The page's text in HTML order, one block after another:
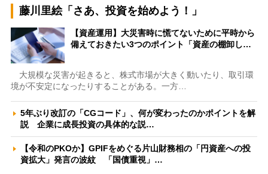
藤川里絵「さあ、投資を始めよう！」
【資産運用】大災害時に慌てないために平時から
備えておきたい3つのポイント「資産の棚卸し…
大規模な災害が起きると、株式市場が大きく動いたり、取引環
境が不安定になったりすることがある。一方…
5年ぶり改訂の「CGコード」、何が変わったのかポイントを解
説 企業に成長投資の具体的な説…
【令和のPKOか】GPIFをめぐる片山財務相の「円資産への投
資拡大」発言の波紋 「国債重視」…